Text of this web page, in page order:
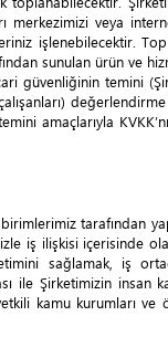
veya
işlenebilecektir.
sunulan ürün ve
güvenliğinin temini
amaçlarıyla
tarafından
iş ilişkisi içerisinde
sağlamak, iş
Şirketimizin insan
kamu kurumları ve